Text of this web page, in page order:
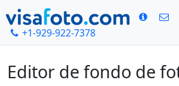
+1-929-922-7378
Inicio Editor de fondo de foto
Editor de fondo de